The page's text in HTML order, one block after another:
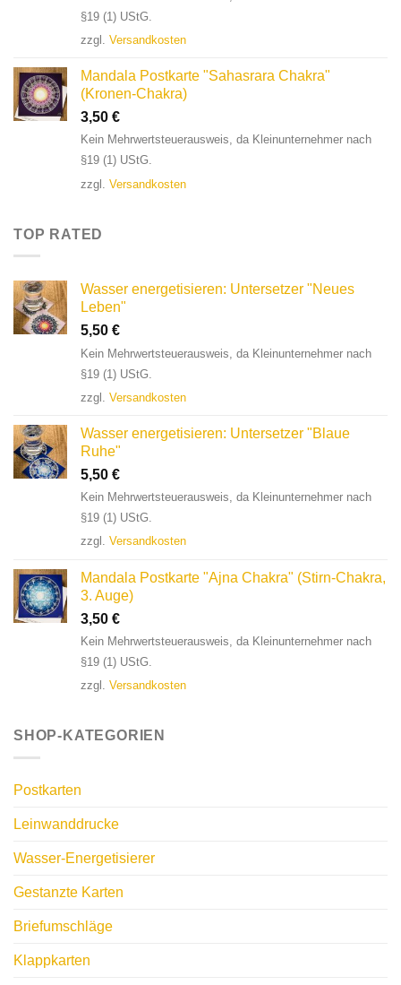
§19 (1) UStG.
zzgl. Versandkosten
Mandala Postkarte "Sahasrara Chakra"
(Kronen-Chakra)
3,50 €
Kein Mehrwertsteuerausweis, da Kleinunternehmer nach
§19 (1) UStG.
zzgl. Versandkosten
TOP RATED
Wasser energetisieren: Untersetzer "Neues
Leben"
5,50 €
Kein Mehrwertsteuerausweis, da Kleinunternehmer nach
§19 (1) UStG.
zzgl. Versandkosten
Wasser energetisieren: Untersetzer "Blaue
Ruhe"
5,50 €
Kein Mehrwertsteuerausweis, da Kleinunternehmer nach
§19 (1) UStG.
zzgl. Versandkosten
Mandala Postkarte "Ajna Chakra" (Stirn-Chakra,
3. Auge)
3,50 €
Kein Mehrwertsteuerausweis, da Kleinunternehmer nach
§19 (1) UStG.
zzgl. Versandkosten
SHOP-KATEGORIEN
Postkarten
Leinwanddrucke
Wasser-Energetisierer
Gestanzte Karten
Briefumschläge
Klappkarten